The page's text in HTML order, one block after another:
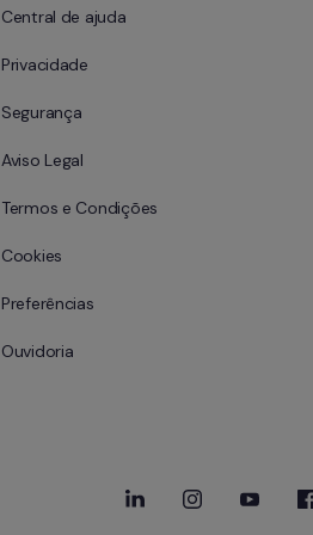
Central de ajuda
Privacidade
Segurança
Aviso Legal
Termos e Condições
Cookies
Preferências
Ouvidoria